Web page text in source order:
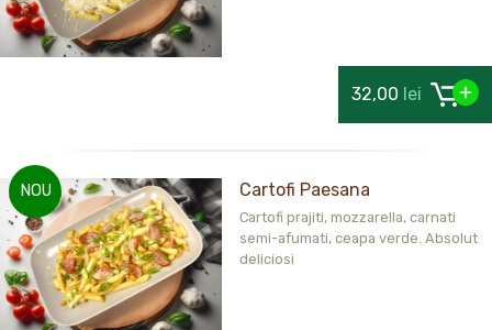
32,00 lei
NOU Cartofi Paesana
Cartofi prajiti, mozzarella, carnati
semi-afumati, ceapa verde. Absolut
deliciosi